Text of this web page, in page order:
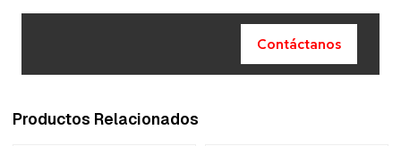
Contáctanos
Productos Relacionados